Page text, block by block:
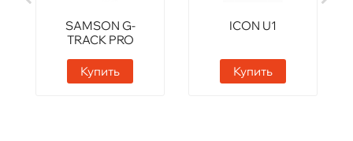
SAMSON G-
TRACK PRO
Купить
ICON U1
Купить